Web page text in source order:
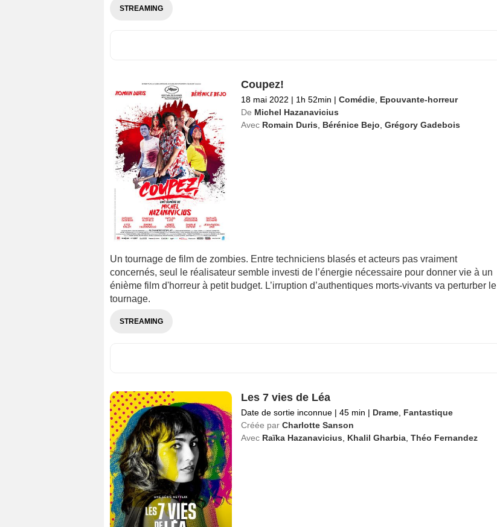
STREAMING
Coupez!
18 mai 2022 | 1h 52min | Comédie, Epouvante-horreur
De Michel Hazanavicius
Avec Romain Duris Bérénice Bejo Grégory Gadebois
Un tournage de film de zombies. Entre techniciens blasés et acteurs pas vraiment
concernés, seul le réalisateur semble investi de l’énergie nécessaire pour donner vie à un
énième film d'horreur à petit budget. L’irruption d’authentiques morts-vivants va perturber le
tournage.
STREAMING
Les 7 vies de Léa
Date de sortie inconnue | 45 min | Drame, Fantastique
Créée par Charlotte Sanson
Avec Raïka Hazanavicius Khalil Gharbia, Théo Fernandez